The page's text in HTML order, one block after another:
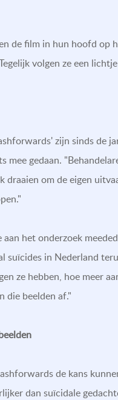
de film in hun hoofd op
volgen ze een
zijn sinds de
mee gedaan.
draaien om de eigen
het onderzoek
suïcides in Nederland
ze hebben, hoe meer
die beelden af."
de kans
dan suïcidale